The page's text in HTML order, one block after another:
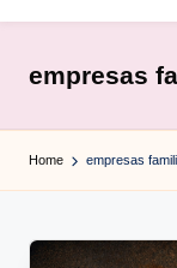
c
o
n
u
empresas
Home empresas